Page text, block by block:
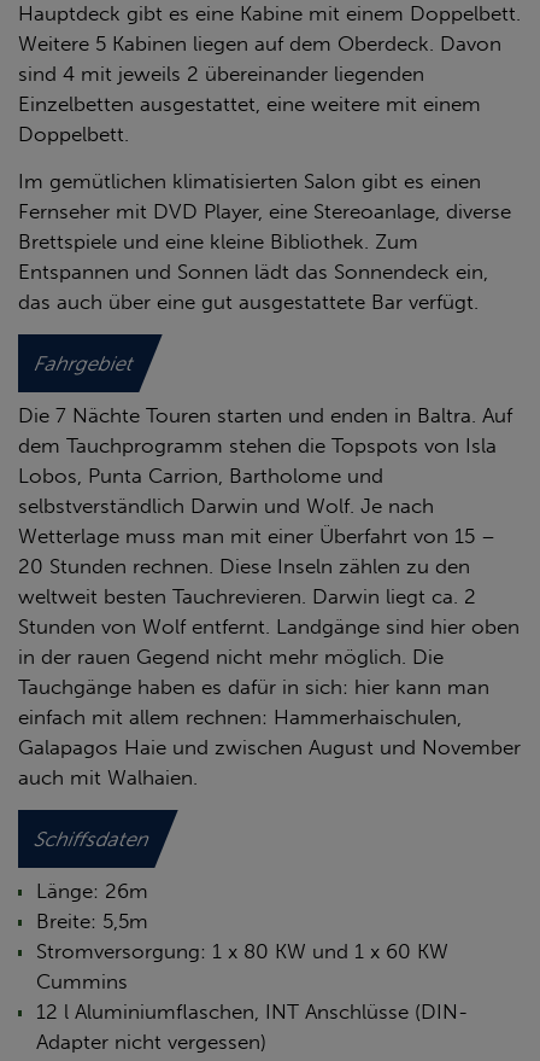
Hauptdeck gibt es eine Kabine mit einem Doppelbett.
Weitere 5 Kabinen liegen auf dem Oberdeck. Davon
sind 4 mit jeweils 2 übereinander liegenden
Einzelbetten ausgestattet, eine weitere mit einem
Doppelbett.
Im gemütlichen klimatisierten Salon gibt es einen
Fernseher mit DVD Player, eine Stereoanlage, diverse
Brettspiele und eine kleine Bibliothek. Zum
Entspannen und Sonnen lädt das Sonnendeck ein,
das auch über eine gut ausgestattete Bar verfügt.
Fahrgebiet
Die 7 Nächte Touren starten und enden in Baltra. Auf
dem Tauchprogramm stehen die Topspots von Isla
Lobos, Punta Carrion, Bartholome und
selbstverständlich Darwin und Wolf. Je nach
Wetterlage muss man mit einer Überfahrt von 15 –
20 Stunden rechnen. Diese Inseln zählen zu den
weltweit besten Tauchrevieren. Darwin liegt ca. 2
Stunden von Wolf entfernt. Landgänge sind hier oben
in der rauen Gegend nicht mehr möglich. Die
Tauchgänge haben es dafür in sich: hier kann man
einfach mit allem rechnen: Hammerhaischulen,
Galapagos Haie und zwischen August und November
auch mit Walhaien.
Schiffsdaten
Länge: 26m
Breite: 5,5m
Stromversorgung: 1 x 80 KW und 1 x 60 KW
Cummins
12 l Aluminiumflaschen, INT Anschlüsse (DIN-
Adapter nicht vergessen)